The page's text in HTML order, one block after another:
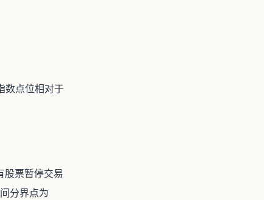
数点位相对于
股票暂停交易
分界点为